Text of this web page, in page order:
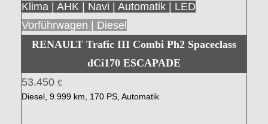
Klima | AHK | Navi | Automatik | LED
Vorführwagen | Diesel
RENAULT Trafic III Combi Ph2 Spaceclass
dCi170 ESCAPADE
53.450 €
Diesel, 9.999 km, 170 PS, Automatik